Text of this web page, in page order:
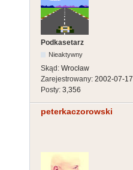
Podkasetarz
Nieaktywny
Skąd: Wrocław
Zarejestrowany: 2002-07-17
Posty: 3,356
peterkaczorowski